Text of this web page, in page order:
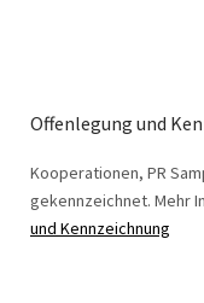
Offenlegung und
Kooperationen, PR
gekennzeichnet. Mehr
und Kennzeichnung